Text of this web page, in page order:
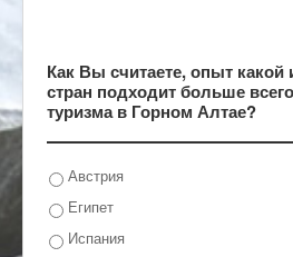
Как Вы считаете, опыт какой
стран подходит больше
туризма в Горном Алтае?
Австрия
Египет
Испания